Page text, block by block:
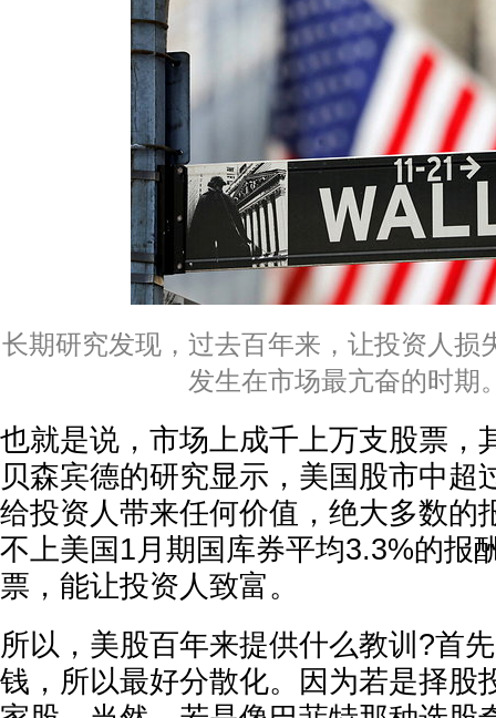
长期研究发现，过去百年来，让投资人损
发生在市场最亢奋的时期
也就是说，市场上成千上万支股票，
贝森宾德的研究显示，美国股市中超
给投资人带来任何价值，绝大多数的
不上美国1月期国库券平均3.3%的报
票，能让投资人致富。
所以，美股百年来提供什么教训?首
钱，所以最好分散化。因为若是择股